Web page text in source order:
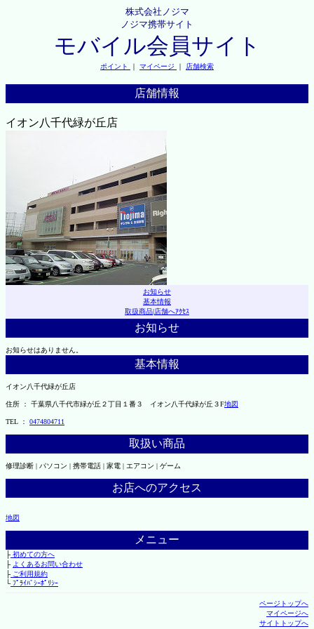
株式会社ノジマ
ノジマ携帯サイト
モバイル会員サイト
ポイント ｜ マイページ ｜ 店舗検索
店舗情報
イオン八千代緑が丘店
お知らせ
基本情報
取扱商品|店舗へｱｸｾｽ
お知らせ
お知らせはありません。
基本情報
イオン八千代緑が丘店
住所 ： 千葉県八千代市緑が丘２丁目１番３ イオン八千代緑が丘３F地図
TEL ： 0474804711
取扱い商品
修理診断 | パソコン | 携帯電話 | 家電 | エアコン | ゲーム
お店へのアクセス
地図
メニュー
├初めての方へ
├ よくあるお問い合わせ
├ご利用規約
└ﾌﾟﾗｲﾊﾞｼｰﾎﾟﾘｼｰ
ページトップへ
マイページへ
サイトトップへ